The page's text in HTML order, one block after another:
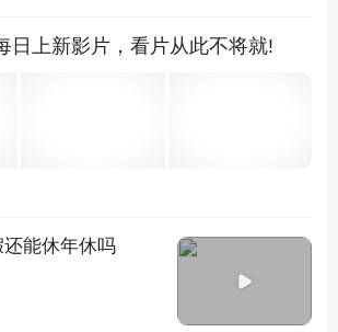
日上新影片，看片从此不将就!
能休年休吗